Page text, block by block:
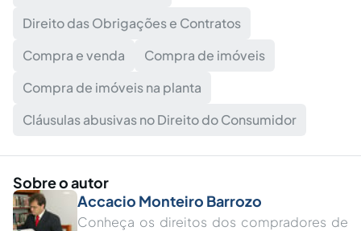
Direito das Obrigações e Contratos
Compra e venda
Compra de imóveis
Compra de imóveis na planta
Cláusulas abusivas no Direito do Consumidor
Sobre o autor
Accacio Monteiro Barrozo
Conheça os direitos dos compradores de